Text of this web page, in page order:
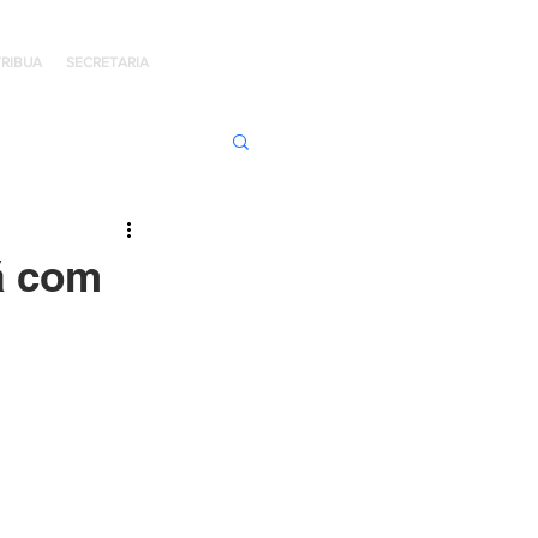
SECRETARIA
com